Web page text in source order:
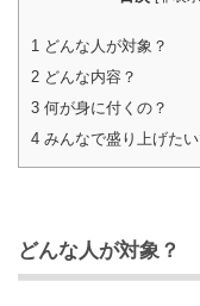
1 どんな人が対象？
2 どんな内容？
3 何が身に付くの？
4 みんなで盛り上げたい
どんな人が対象？